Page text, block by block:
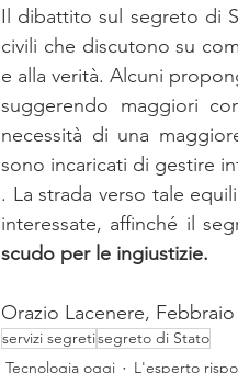
Il dibattito sul segreto di
civili che discutono su
e alla verità. Alcuni
suggerendo maggiori
necessità di una
sono incaricati di gestire
. La strada verso tale
interessate, affinché il
scudo per le ingiustizie.
Orazio Lacenere, Febbraio
servizi segretisegreto di Stato
Tecnologia oggi
L'esperto